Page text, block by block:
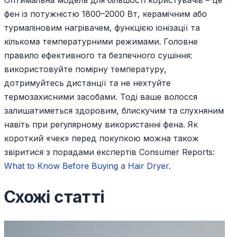
фен із потужністю 1800–2000 Вт, керамічним або
турмаліновим нагрівачем, функцією іонізації та
кількома температурними режимами. Головне
правило ефективного та безпечного сушіння:
використовуйте помірну температуру,
дотримуйтесь дистанції та не нехтуйте
термозахисними засобами. Тоді ваше волосся
залишатиметься здоровим, блискучим та слухняним
навіть при регулярному використанні фена. Як
короткий «чек» перед покупкою можна також
звіритися з порадами експертів Consumer Reports:
What to Know Before Buying a Hair Dryer.
Схожі статті